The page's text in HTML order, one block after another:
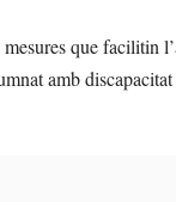
que facilitin
amb